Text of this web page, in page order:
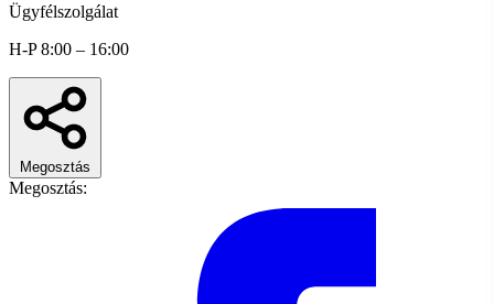
Ügyfélszolgálat
H-P 8:00 – 16:00
Megosztás
Megosztás: